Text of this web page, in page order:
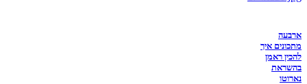
ארבעה
מתכונים איך
להכין ראמן
בהשראת
נארוטו